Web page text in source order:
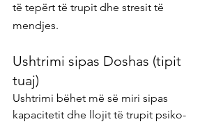
të tepërt të trupit dhe stresit të
mendjes.
Ushtrimi sipas Doshas (tipit
tuaj)
Ushtrimi bëhet më së miri sipas
kapacitetit dhe llojit të trupit psiko-